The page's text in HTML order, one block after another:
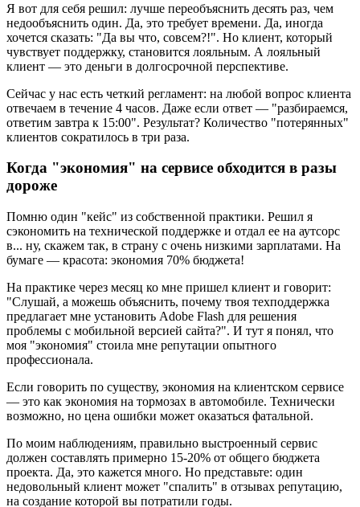
Я вот для себя решил: лучше переобъяснить десять раз, чем
недообъяснить один. Да, это требует времени. Да, иногда
хочется сказать: "Да вы что, совсем?!". Но клиент, который
чувствует поддержку, становится лояльным. А лояльный
клиент — это деньги в долгосрочной перспективе.
Сейчас у нас есть четкий регламент: на любой вопрос клиента
отвечаем в течение 4 часов. Даже если ответ — "разбираемся,
ответим завтра к 15:00". Результат? Количество "потерянных"
клиентов сократилось в три раза.
Когда "экономия" на сервисе обходится в разы
дороже
Помню один "кейс" из собственной практики. Решил я
сэкономить на технической поддержке и отдал ее на аутсорс
в... ну, скажем так, в страну с очень низкими зарплатами. На
бумаге — красота: экономия 70% бюджета!
На практике через месяц ко мне пришел клиент и говорит:
"Слушай, а можешь объяснить, почему твоя техподдержка
предлагает мне установить Adobe Flash для решения
проблемы с мобильной версией сайта?". И тут я понял, что
моя "экономия" стоила мне репутации опытного
профессионала.
Если говорить по существу, экономия на клиентском сервисе
— это как экономия на тормозах в автомобиле. Технически
возможно, но цена ошибки может оказаться фатальной.
По моим наблюдениям, правильно выстроенный сервис
должен составлять примерно 15-20% от общего бюджета
проекта. Да, это кажется много. Но представьте: один
недовольный клиент может "спалить" в отзывах репутацию,
на создание которой вы потратили годы.